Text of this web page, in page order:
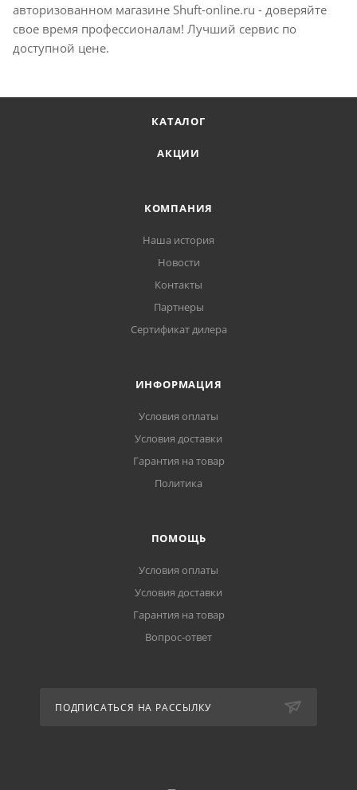
авторизованном магазине Shuft-online.ru - доверяйте
свое время профессионалам! Лучший сервис по
доступной цене.
КАТАЛОГ
АКЦИИ
КОМПАНИЯ
Наша история
Новости
Контакты
Партнеры
Сертификат дилера
ИНФОРМАЦИЯ
Условия оплаты
Условия доставки
Гарантия на товар
Политика
ПОМОЩЬ
Условия оплаты
Условия доставки
Гарантия на товар
Вопрос-ответ
ПОДПИСАТЬСЯ НА РАССЫЛКУ